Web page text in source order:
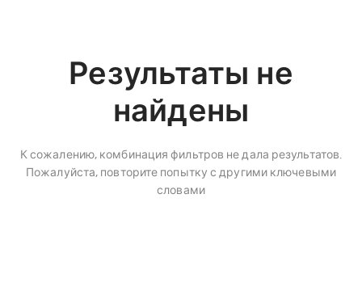
Результаты не
найдены
К сожалению, комбинация фильтров не дала результатов.
Пожалуйста, повторите попытку с другими ключевыми
словами